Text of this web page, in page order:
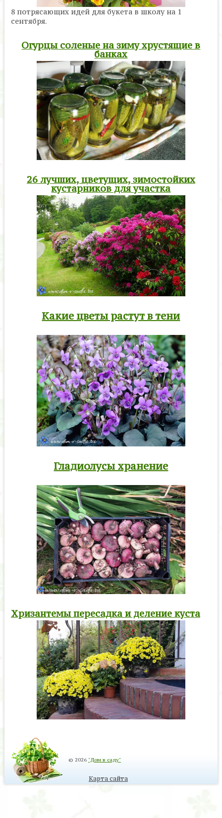
8 потрясающих идей для букета в школу на 1
сентября.
Огурцы соленые на зиму хрустящие в
банках
26 лучших, цветущих, зимостойких
кустарников для участка
Какие цветы растут в тени
Гладиолусы хранение
Хризантемы пересадка и деление куста
© 2026 "Дом в саду"
Карта сайта